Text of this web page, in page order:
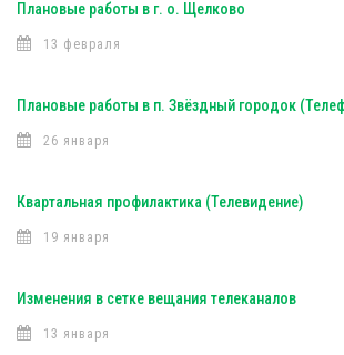
Плановые работы в г. о. Щелково
13 февраля
Плановые работы в п. Звёздный городок
26 января
Квартальная профилактика (Телевидение)
19 января
Изменения в сетке вещания телеканалов
13 января